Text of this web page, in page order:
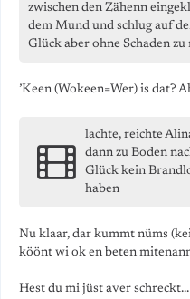
zwischen den Zähenn
dem Mund und schlug auf
Glück aber ohne Schaden zu
’Keen (Wokeen=Wer) is dat?
lachte, reichte
dann zu Boden
Glück kein
haben
Nu klaar, dar kummt nüms
köönt wi ok en beten
Hest du mi jüst aver schreckt...